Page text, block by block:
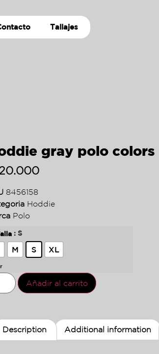
Tallajes
gray polo colors
8456158
Hoddie
Polo
: S
M S XL
Añadir al carrito
Description Additional information